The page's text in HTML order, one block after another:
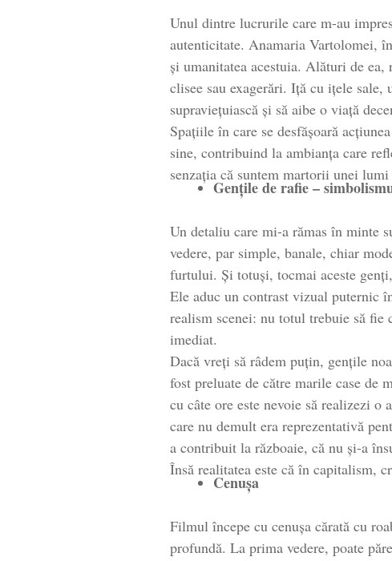
Unul dintre lucrurile care m-au
autenticitate. Anamaria Vartolomei,
și umanitatea acestuia. Alături de
clisee sau exagerări. Iță cu ițele sale,
supraviețuiască și să aibe o viață
Spațiile în care se desfășoară
sine, contribuind la ambianța care
senzația că suntem martorii unei
Gențile de rafie –
Un detaliu care mi-a rămas în minte
vedere, par simple, banale, chiar
furtului. Și totuși, tocmai aceste
Ele aduc un contrast vizual puternic
realism scenei: nu totul trebuie să fie
imediat.
Dacă vreți să râdem puțin, gențile
fost preluate de către marile case de
cu câte ore este nevoie să realizezi o
care nu demult era reprezentativă
a contribuit la războaie, că nu și-a
Însă realitatea este că în capitalism,
Cenușa
Filmul începe cu cenușa cărată cu
profundă. La prima vedere, poate